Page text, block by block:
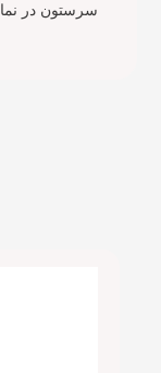
سرستون در